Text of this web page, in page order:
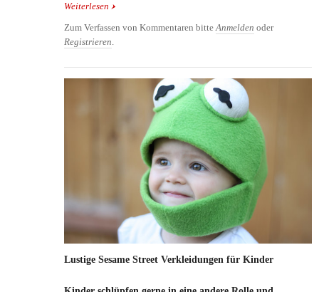
Weiterlesen über Halloween Kostüm für Kleinkinder - Ein
Zum Verfassen von Kommentaren bitte Anmelden oder
Registrieren
Lustige Sesame Street Verkleidungen für Kinder